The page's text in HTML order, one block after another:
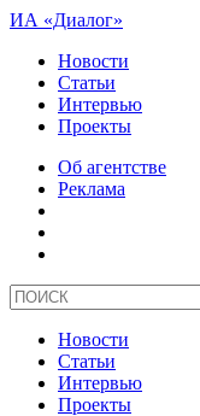
ИА «Диалог»
Новости
Статьи
Интервью
Проекты
Об агентстве
Реклама
Новости
Статьи
Интервью
Проекты